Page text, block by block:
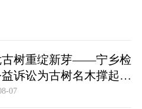
古树重绽新芽——宁乡检
诉讼为古树名木撑起法
护伞”
07